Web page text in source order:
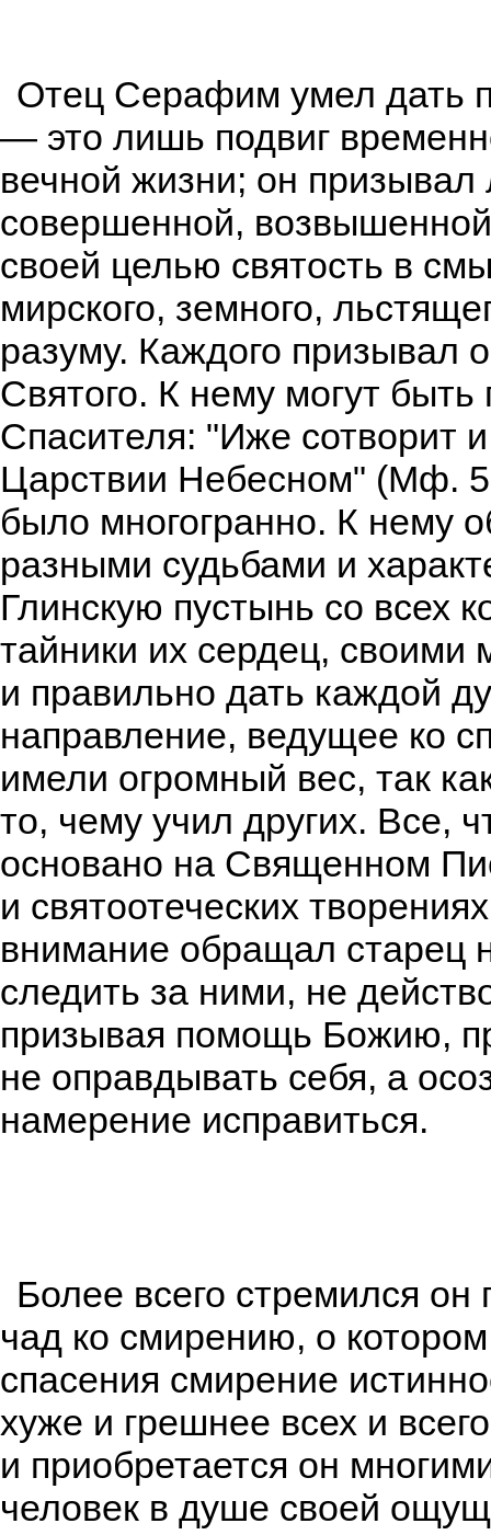
Отец Серафим умел дать
— это лишь подвиг
вечной жизни; он
совершенной,
своей целью святость в
мирского, земного,
разуму. Каждого призывал
Святого. К нему могут
Спасителя: "Иже сотворит
Царствии Небесном" (Мф.
было многогранно. К нему
разными судьбами и
Глинскую пустынь со всех
тайники их сердец,
и правильно дать каждой
направление, ведущее ко
имели огромный вес, так
то, чему учил других. Все,
основано на Священном
и святоотеческих
внимание обращал старец
следить за ними, не
призывая помощь Божию,
не оправдывать себя, а
намерение исправиться.
Более всего стремился он
чад ко смирению, о
спасения смирение
хуже и грешнее всех и
и приобретается он
человек в душе своей